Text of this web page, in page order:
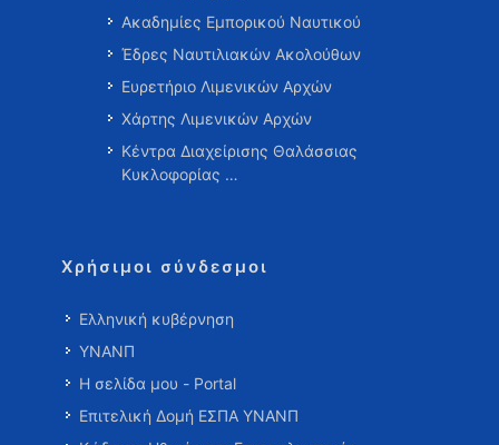
Ακαδημίες Εμπορικού Ναυτικού
Έδρες Ναυτιλιακών Ακολούθων
Ευρετήριο Λιμενικών Αρχών
Χάρτης Λιμενικών Αρχών
Κέντρα Διαχείρισης Θαλάσσιας
Κυκλοφορίας …
Χρήσιμοι σύνδεσμοι
Ελληνική κυβέρνηση
ΥΝΑΝΠ
Η σελίδα μου - Portal
Επιτελική Δομή ΕΣΠΑ ΥΝΑΝΠ